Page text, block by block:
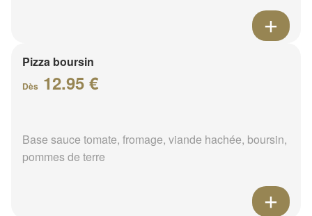
Pizza boursin
Dès 12.95 €
Base sauce tomate, fromage, viande hachée, boursin,
pommes de terre